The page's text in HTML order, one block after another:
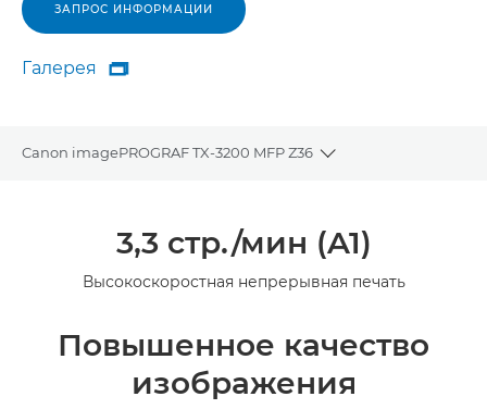
ЗАПРОС ИНФОРМАЦИИ
Галерея
Галерея

Canon imagePROGRAF TX-3200 MFP Z36
Toggle breadcrumbs
Технические характеристики
3,3 стр./мин (A1)
Высокоскоростная непрерывная печать
Повышенное качество
изображения